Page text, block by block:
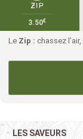
3.50€
Le Zip : chassez
LES SAVEURS